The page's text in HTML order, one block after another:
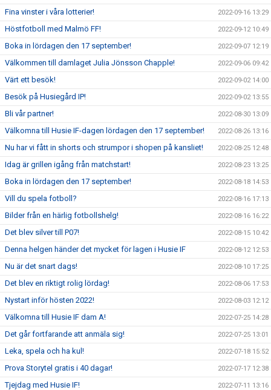
Fina vinster i våra lotterier! 2022-09-16 13:29
Höstfotboll med Malmö FF! 2022-09-12 10:49
Boka in lördagen den 17 september! 2022-09-07 12:19
Välkommen till damlaget Julia Jönsson Chapple! 2022-09-06 09:42
Värt ett besök! 2022-09-02 14:00
Besök på Husiegård IP! 2022-09-02 13:55
Bli vår partner! 2022-08-30 13:09
Välkomna till Husie IF-dagen lördagen den 17 september! 2022-08-26 13:16
Nu har vi fått in shorts och strumpor i shopen på kansliet! 2022-08-25 12:48
Idag är grillen igång från matchstart! 2022-08-23 13:25
Boka in lördagen den 17 september! 2022-08-18 14:53
Vill du spela fotboll? 2022-08-16 17:13
Bilder från en härlig fotbollshelg! 2022-08-16 16:22
Det blev silver till P07! 2022-08-15 10:42
Denna helgen händer det mycket för lagen i Husie IF 2022-08-12 12:53
Nu är det snart dags! 2022-08-10 17:25
Det blev en riktigt rolig lördag! 2022-08-06 17:53
Nystart inför hösten 2022! 2022-08-03 12:12
Välkomna till Husie IF dam A! 2022-07-25 14:28
Det går fortfarande att anmäla sig! 2022-07-25 13:01
Leka, spela och ha kul! 2022-07-18 15:52
Prova Storytel gratis i 40 dagar! 2022-07-17 12:38
Tjejdag med Husie IF! 2022-07-11 13:16